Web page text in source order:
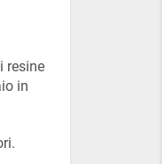
resine
in